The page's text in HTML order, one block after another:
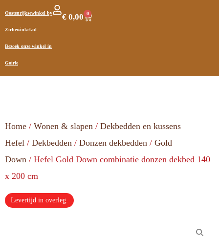
Oostenrijksewinkel by
Zirbewinkel.nl
Bezoek onze winkel in
Goirle
€ 0,00 0
Home / Wonen & slapen / Dekbedden en kussens
Hefel / Dekbedden / Donzen dekbedden / Gold
Down / Hefel Gold Down combinatie donzen dekbed 140
x 200 cm
Levertijd in overleg.